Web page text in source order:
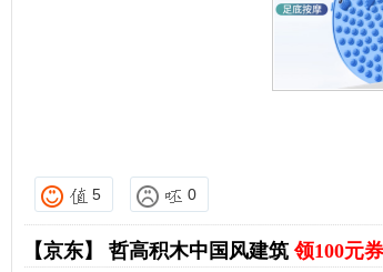
5 0
【京东】 哲高积木中国风建筑领100元